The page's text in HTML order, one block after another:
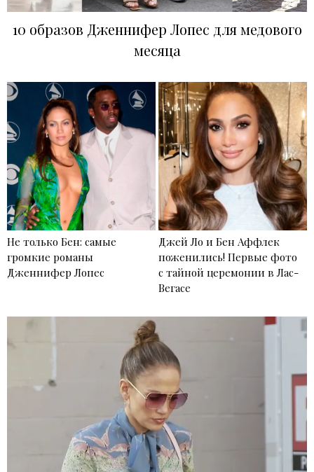
10 образов Дженнифер Лопес для медового
месяца
Не только Бен: самые
громкие романы
Дженнифер Лопес
Джей Ло и Бен Аффлек
поженились! Первые фото
с тайной церемонии в Лас-
Вегасе